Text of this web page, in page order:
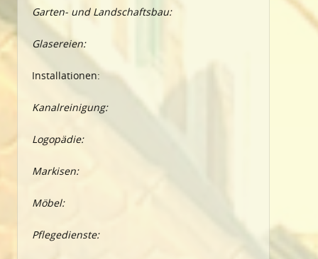
Garten- und Landschaftsbau:
Glasereien:
Installationen:
Kanalreinigung:
Logopädie:
Markisen:
Möbel:
Pflegedienste: